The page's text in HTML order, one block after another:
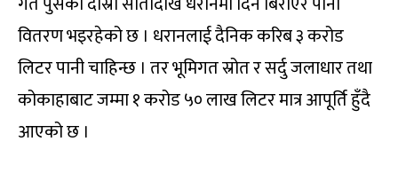
वितरण भइरहेको छ । धरानलाई दैनिक करिब ३ करोड
लिटर पानी चाहिन्छ । तर भूमिगत स्रोत र सर्दु जलाधार तथा
कोकाहाबाट जम्मा १ करोड ५० लाख लिटर मात्र आपूर्ति हुँदै
आएको छ ।